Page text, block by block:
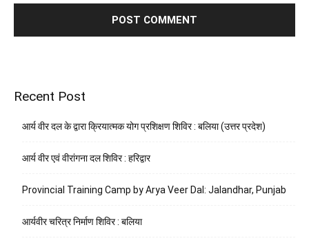
Recent Post
आर्य वीर दल के द्वारा क्रियात्मक योग प्रशिक्षण शिविर : बलिया (उत्तर प्रदेश)
आर्य वीर एवं वीरांगना दल शिविर : हरिद्वार
Provincial Training Camp by Arya Veer Dal: Jalandhar, Punjab
आर्यवीर चरित्र निर्माण शिविर : बलिया